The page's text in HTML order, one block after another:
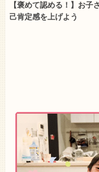
【褒めて認める！】お子
己肯定感を上げよう